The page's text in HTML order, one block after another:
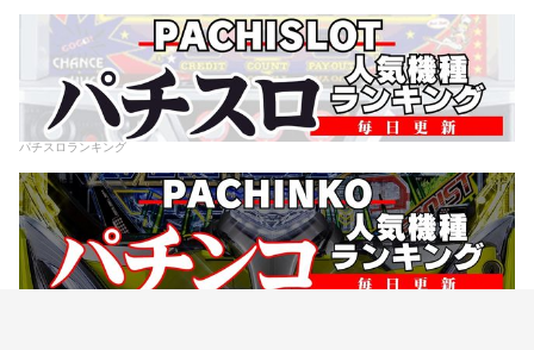
パチスロランキング